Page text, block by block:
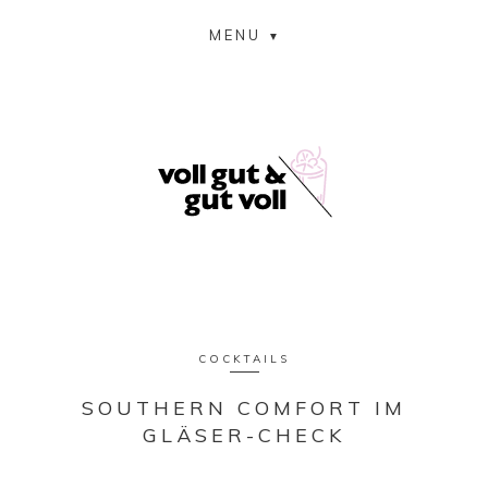
MENU
COCKTAILS
SOUTHERN COMFORT IM
GLÄSER-CHECK